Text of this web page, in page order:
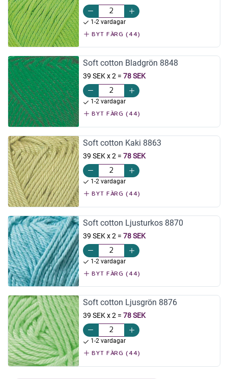
1-2 vardagar
BYT FÄRG (44)
Soft cotton Bladgrön 8848
39 SEK x 2= 78 SEK
1-2 vardagar
BYT FÄRG (44)
Soft cotton Kaki 8863
39 SEK x 2 = 78 SEK
1-2 vardagar
BYT FÄRG (44)
Soft cotton Ljusturkos 8870
39 SEK x 2 = 78 SEK
1-2 vardagar
BYT FÄRG (44)
Soft cotton Ljusgrön 8876
39 SEK x 2= 78 SEK
1-2 vardagar
BYT FÄRG (44)